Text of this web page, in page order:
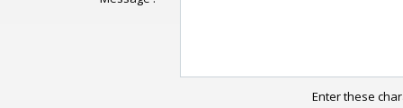
Enter these